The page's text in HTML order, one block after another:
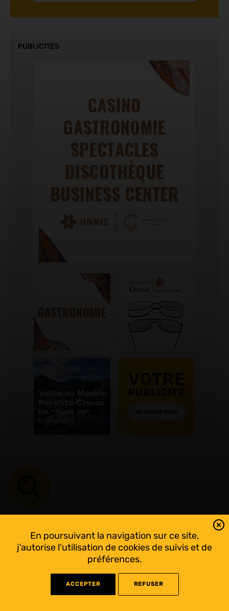
En poursuivant la navigation sur ce site,
j'autorise l'utilisation de cookies de suivis et de
préférences.
ACCEPTER REFUSER
PUBLICITÉS
Si la réponse n'est pas satisfaisante, utilisez leformulaire
de contactpour nous poser votre question!